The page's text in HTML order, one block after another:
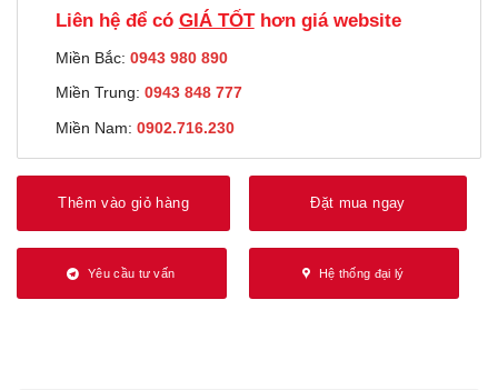
Liên hệ để có GIÁ TỐThơn giá website
Miền Bắc: 0943 980 890
Miền Trung: 0943 848 777
Miền Nam: 0902.716.230
Thêm vào giỏ hàng Đặt mua ngay
Yêu cầu tư vấn Hệ thống đại lý